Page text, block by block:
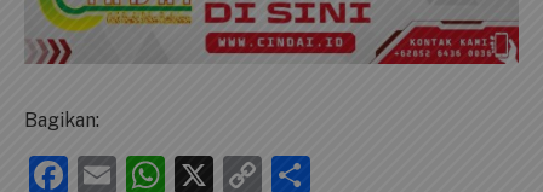
Bagikan:
Facebook
EmailWhatsApp
X
Copy